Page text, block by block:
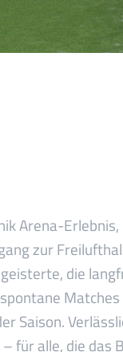
Arena-
zur
die
Saison.
für alle, die das